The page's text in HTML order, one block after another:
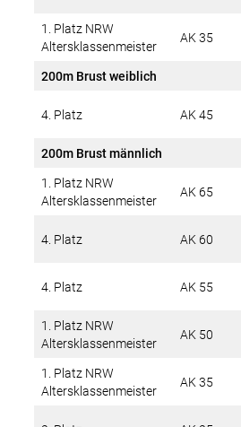
1. Platz NRW
Altersklassenmeister
AK 35
200m Brust weiblich
4. Platz AK 45
200m Brust männlich
1. Platz NRW
Altersklassenmeister
AK 65
4. Platz AK 60
4. Platz AK 55
1. Platz NRW
Altersklassenmeister
AK 50
1. Platz NRW
Altersklassenmeister
AK 35